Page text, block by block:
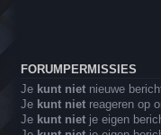
FORUMPERMISSIES
Je kunt niet nieuwe
Je kunt niet reageren op
Je kunt niet je eigen